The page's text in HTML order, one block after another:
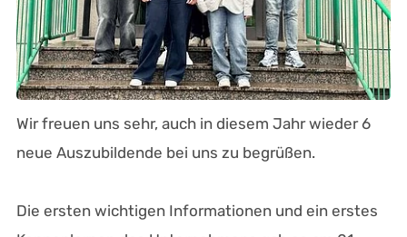
Wir freuen uns sehr, auch in diesem Jahr wieder 6
neue Auszubildende bei uns zu begrüßen.
Die ersten wichtigen Informationen und ein erstes